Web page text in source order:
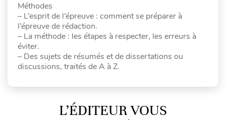
Méthodes
– L’esprit de l’épreuve : comment se préparer à
l’épreuve de rédaction.
– La méthode : les étapes à respecter, les erreurs à
éviter.
– Des sujets de résumés et de dissertations ou
discussions, traités de A à Z.
L’ÉDITEUR VOUS